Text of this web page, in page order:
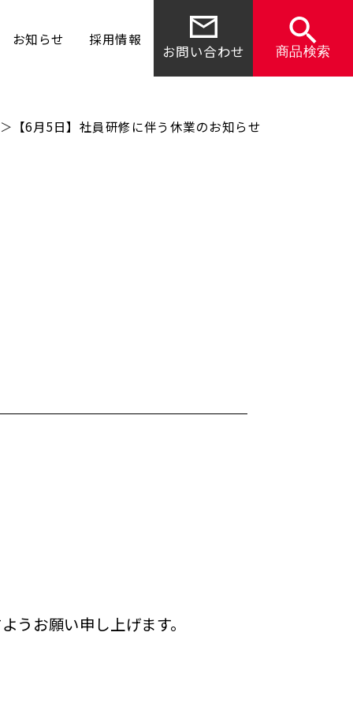
お知らせ 採用情報
お問い合わせ 商品検索
＞ 【6月5日】社員研修に伴う休業のお知らせ
うお願い申し上げます。